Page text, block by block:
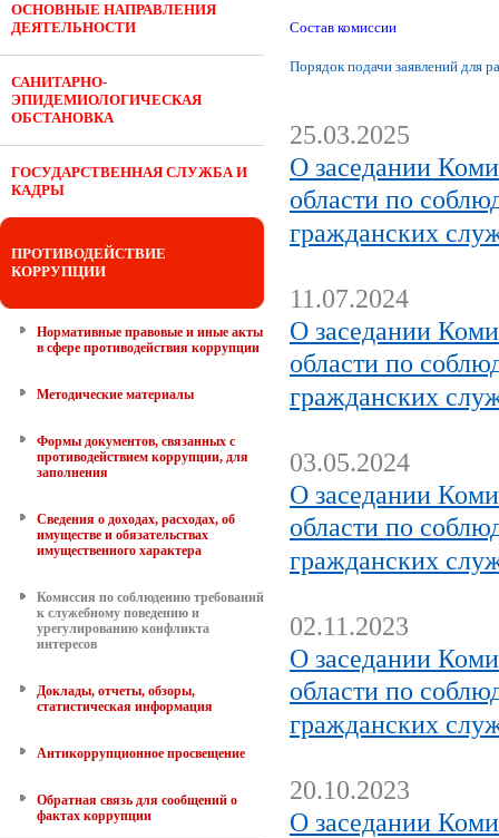
ОСНОВНЫЕ НАПРАВЛЕНИЯ
ДЕЯТЕЛЬНОСТИ
САНИТАРНО-
ЭПИДЕМИОЛОГИЧЕСКАЯ
ОБСТАНОВКА
ГОСУДАРСТВЕННАЯ СЛУЖБА И
КАДРЫ
ПРОТИВОДЕЙСТВИЕ
КОРРУПЦИИ
Нормативные правовые и иные акты
в сфере противодействия коррупции
Методические материалы
Формы документов, связанных с
противодействием коррупции, для
заполнения
Сведения о доходах, расходах, об
имуществе и обязательствах
имущественного характера
Комиссия по соблюдению требований
к служебному поведению и
урегулированию конфликта
интересов
Доклады, отчеты, обзоры,
статистическая информация
Антикоррупционное просвещение
Обратная связь для сообщений о
фактах коррупции
Состав комиссии
Порядок подачи заявлений для
25.03.2025
О заседании
области по
гражданских
11.07.2024
О заседании
области по
гражданских
03.05.2024
О заседании
области по
гражданских
02.11.2023
О заседании
области по
гражданских
20.10.2023
О заседании